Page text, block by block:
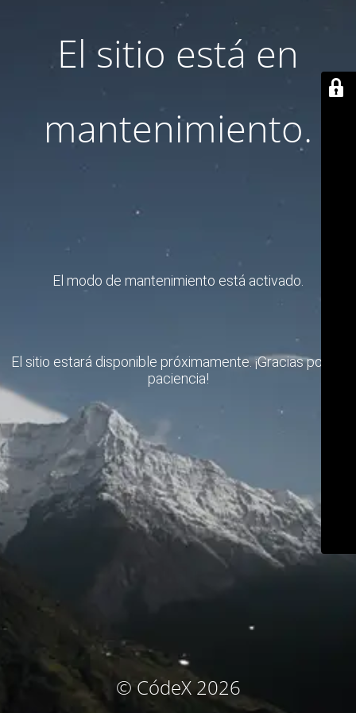
El sitio está en
mantenimiento.
El modo de mantenimiento está activado.
El sitio estará disponible próximamente. ¡Gracias por su
paciencia!
© CódeX 2026